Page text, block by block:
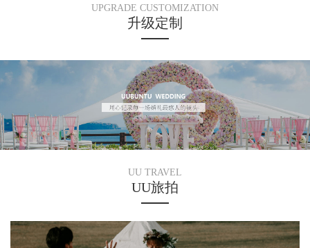
UPGRADE CUSTOMIZATION
升级定制
UU TRAVEL
UU旅拍